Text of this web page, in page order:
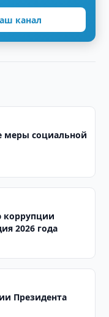
канал
меры социальной
коррупции
2026 года
Президента